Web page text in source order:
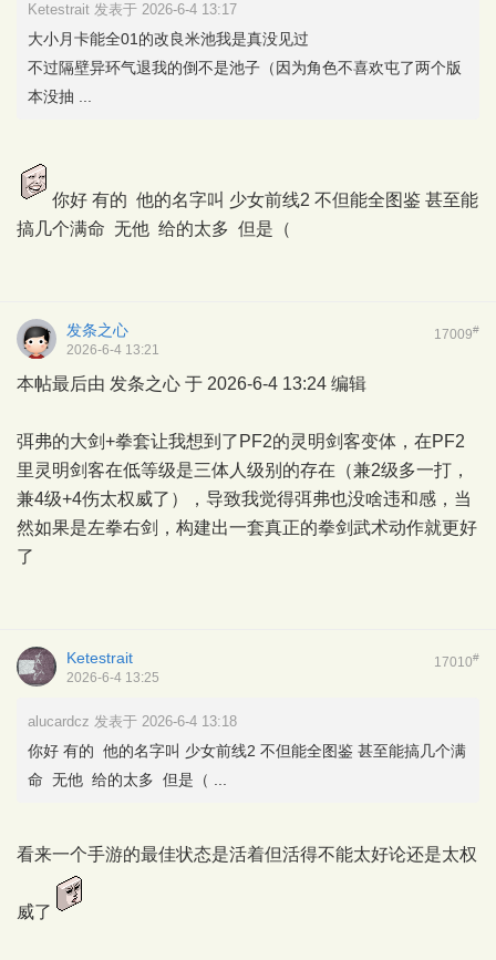
Ketestrait 发表于 2026-6-4 13:17
大小月卡能全01的改良米池我是真没见过
不过隔壁异环气退我的倒不是池子（因为角色不喜欢屯了两个版
本没抽 ...
你好 有的 他的名字叫 少女前线2 不但能全图鉴 甚至能
搞几个满命 无他 给的太多 但是（
17009#
发条之心
2026-6-4 13:21
本帖最后由 发条之心 于 2026-6-4 13:24 编辑
弭弗的大剑+拳套让我想到了PF2的灵明剑客变体，在PF2
里灵明剑客在低等级是三体人级别的存在（兼2级多一打，
兼4级+4伤太权威了），导致我觉得弭弗也没啥违和感，当
然如果是左拳右剑，构建出一套真正的拳剑武术动作就更好
了
17010#
Ketestrait
2026-6-4 13:25
alucardcz 发表于 2026-6-4 13:18
你好 有的 他的名字叫 少女前线2 不但能全图鉴 甚至能搞几个满
命 无他 给的太多 但是（ ...
看来一个手游的最佳状态是活着但活得不能太好论还是太权
威了